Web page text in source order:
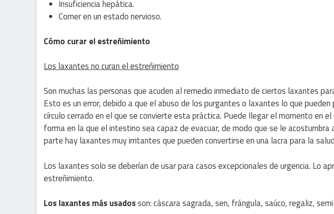
Insuficiencia hepática.
Comer en un estado nervioso.
Cómo curar el estreñimiento
Los laxantes no curan el estreñimiento
Son muchas las personas que acuden al remedio inmediato de ciertos laxantes
Esto es un error, debido a que el abuso de los purgantes o laxantes lo que
círculo cerrado en el que se convierte esta práctica. Puede llegar el momento en
forma en la que el intestino sea capaz de evacuar, de modo que se le
parte hay laxantes muy irritantes que pueden convertirse en una lacra para la
Los laxantes solo se deberían de usar para casos excepcionales de urgencia. Lo
estreñimiento.
Los laxantes más usadosson: cáscara sagrada, sen, frángula, saúco, regaliz,